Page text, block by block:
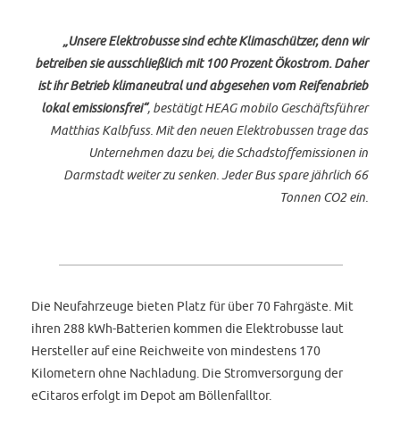
„Unsere Elektrobusse sind echte Klimaschützer, denn wir
betreiben sie ausschließlich mit 100 Prozent Ökostrom. Daher
ist ihr Betrieb klimaneutral und abgesehen vom Reifenabrieb
lokal emissionsfrei“, bestätigt HEAG mobilo Geschäftsführer
Matthias Kalbfuss. Mit den neuen Elektrobussen trage das
Unternehmen dazu bei, die Schadstoffemissionen in
Darmstadt weiter zu senken. Jeder Bus spare jährlich 66
Tonnen CO2 ein.
Die Neufahrzeuge bieten Platz für über 70 Fahrgäste. Mit
ihren 288 kWh-Batterien kommen die Elektrobusse laut
Hersteller auf eine Reichweite von mindestens 170
Kilometern ohne Nachladung. Die Stromversorgung der
eCitaros erfolgt im Depot am Böllenfalltor.